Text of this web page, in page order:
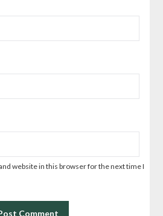
website in this browser for the next time I